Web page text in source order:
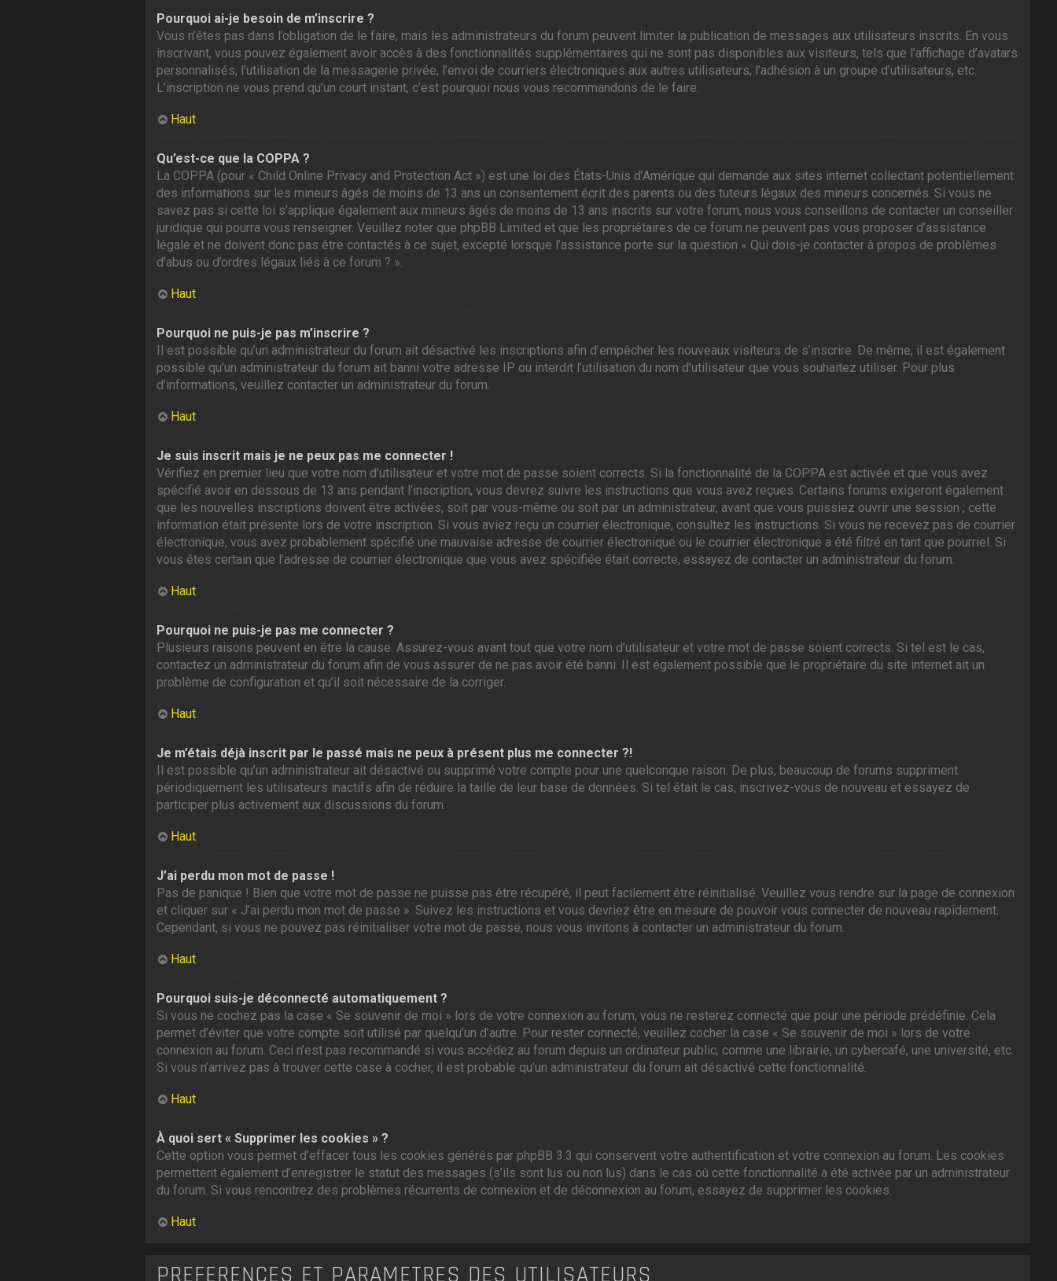
Pourquoi ai-je besoin de m’inscrire ?
Vous n’êtes pas dans l’obligation de le faire, mais les administrateurs du forum peuvent limiter la publication de messages aux utilisateurs inscrits. En vous
inscrivant, vous pouvez également avoir accès à des fonctionnalités supplémentaires qui ne sont pas disponibles aux visiteurs, tels que l’affichage d’avatars
personnalisés, l’utilisation de la messagerie privée, l’envoi de courriers électroniques aux autres utilisateurs, l’adhésion à un groupe d’utilisateurs, etc.
L’inscription ne vous prend qu’un court instant, c’est pourquoi nous vous recommandons de le faire.
Haut
Qu’est-ce que la COPPA ?
La COPPA (pour « Child Online Privacy and Protection Act ») est une loi des États-Unis d’Amérique qui demande aux sites internet collectant potentiellement
des informations sur les mineurs âgés de moins de 13 ans un consentement écrit des parents ou des tuteurs légaux des mineurs concernés. Si vous ne
savez pas si cette loi s’applique également aux mineurs âgés de moins de 13 ans inscrits sur votre forum, nous vous conseillons de contacter un conseiller
juridique qui pourra vous renseigner. Veuillez noter que phpBB Limited et que les propriétaires de ce forum ne peuvent pas vous proposer d’assistance
légale et ne doivent donc pas être contactés à ce sujet, excepté lorsque l’assistance porte sur la question « Qui dois-je contacter à propos de problèmes
d’abus ou d’ordres légaux liés à ce forum ? ».
Haut
Pourquoi ne puis-je pas m’inscrire ?
Il est possible qu’un administrateur du forum ait désactivé les inscriptions afin d’empêcher les nouveaux visiteurs de s’inscrire. De même, il est également
possible qu’un administrateur du forum ait banni votre adresse IP ou interdit l’utilisation du nom d’utilisateur que vous souhaitez utiliser. Pour plus
d’informations, veuillez contacter un administrateur du forum.
Haut
Je suis inscrit mais je ne peux pas me connecter !
Vérifiez en premier lieu que votre nom d’utilisateur et votre mot de passe soient corrects. Si la fonctionnalité de la COPPA est activée et que vous avez
spécifié avoir en dessous de 13 ans pendant l’inscription, vous devrez suivre les instructions que vous avez reçues. Certains forums exigeront également
que les nouvelles inscriptions doivent être activées, soit par vous-même ou soit par un administrateur, avant que vous puissiez ouvrir une session ; cette
information était présente lors de votre inscription. Si vous aviez reçu un courrier électronique, consultez les instructions. Si vous ne recevez pas de courrier
électronique, vous avez probablement spécifié une mauvaise adresse de courrier électronique ou le courrier électronique a été filtré en tant que pourriel. Si
vous êtes certain que l’adresse de courrier électronique que vous avez spécifiée était correcte, essayez de contacter un administrateur du forum.
Haut
Pourquoi ne puis-je pas me connecter ?
Plusieurs raisons peuvent en être la cause. Assurez-vous avant tout que votre nom d’utilisateur et votre mot de passe soient corrects. Si tel est le cas,
contactez un administrateur du forum afin de vous assurer de ne pas avoir été banni. Il est également possible que le propriétaire du site internet ait un
problème de configuration et qu’il soit nécessaire de la corriger.
Haut
Je m’étais déjà inscrit par le passé mais ne peux à présent plus me connecter ?!
Il est possible qu’un administrateur ait désactivé ou supprimé votre compte pour une quelconque raison. De plus, beaucoup de forums suppriment
périodiquement les utilisateurs inactifs afin de réduire la taille de leur base de données. Si tel était le cas, inscrivez-vous de nouveau et essayez de
participer plus activement aux discussions du forum.
Haut
J’ai perdu mon mot de passe !
Pas de panique ! Bien que votre mot de passe ne puisse pas être récupéré, il peut facilement être réinitialisé. Veuillez vous rendre sur la page de connexion
et cliquer sur « J’ai perdu mon mot de passe ». Suivez les instructions et vous devriez être en mesure de pouvoir vous connecter de nouveau rapidement.
Cependant, si vous ne pouvez pas réinitialiser votre mot de passe, nous vous invitons à contacter un administrateur du forum.
Haut
Pourquoi suis-je déconnecté automatiquement ?
Si vous ne cochez pas la case « Se souvenir de moi » lors de votre connexion au forum, vous ne resterez connecté que pour une période prédéfinie. Cela
permet d’éviter que votre compte soit utilisé par quelqu’un d’autre. Pour rester connecté, veuillez cocher la case « Se souvenir de moi » lors de votre
connexion au forum. Ceci n’est pas recommandé si vous accédez au forum depuis un ordinateur public, comme une librairie, un cybercafé, une université, etc.
Si vous n’arrivez pas à trouver cette case à cocher, il est probable qu’un administrateur du forum ait désactivé cette fonctionnalité.
Haut
À quoi sert « Supprimer les cookies » ?
Cette option vous permet d’effacer tous les cookies générés par phpBB 3.3 qui conservent votre authentification et votre connexion au forum. Les cookies
permettent également d’enregistrer le statut des messages (s’ils sont lus ou non lus) dans le cas où cette fonctionnalité a été activée par un administrateur
du forum. Si vous rencontrez des problèmes récurrents de connexion et de déconnexion au forum, essayez de supprimer les cookies.
Haut
PRÉFÉRENCES ET PARAMÈTRES DES UTILISATEURS